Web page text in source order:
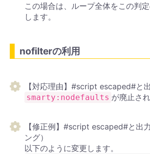
この場合は、ループ全体をこの判
します。
nofilterの利用
【対応理由】#script escaped#と
smarty:nodefaults が廃止さ
【修正例】#script escaped#と出
ング）
以下のように変更します。